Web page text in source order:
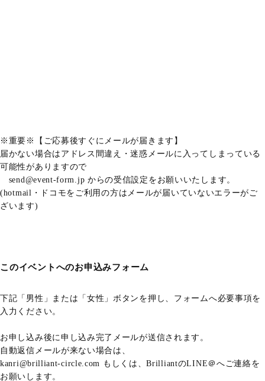
※重要※【ご応募後すぐにメールが届きます】
届かない場合はアドレス間違え・迷惑メールに入ってしまっている
可能性がありますので
send@event-form.jp からの受信設定をお願いいたします。
(hotmail・ドコモをご利用の方はメールが届いていないエラーがご
ざいます)
このイベントへのお申込みフォーム
下記「男性」または「女性」ボタンを押し、フォームへ必要事項を
入力ください。
お申し込み後に申し込み完了メールが送信されます。
自動返信メールが来ない場合は、
kanri@brilliant-circle.com もしくは、BrilliantのLINE＠へご連絡を
お願いします。